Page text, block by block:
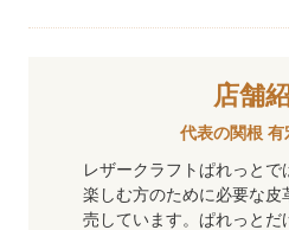
店舗
代表の関根 有
レザークラフトぱれっとで
楽しむ方のために必要な皮
売しています。ぱれっとだ